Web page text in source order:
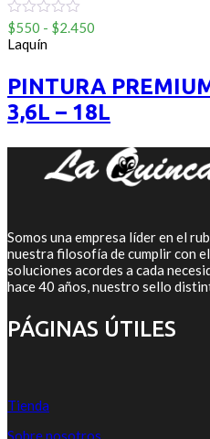
0
out
of
$550 - $2.450
desde
$550
hasta
$2.450
Laquín
PINTURA
3,6L – 18L
Somos una empresa líder en el
nuestra filosofía de cumplir con
soluciones acordes a cada
hace 40 años, nuestro sello
PÁGINAS ÚTILES
Tienda
Sobre nosotros